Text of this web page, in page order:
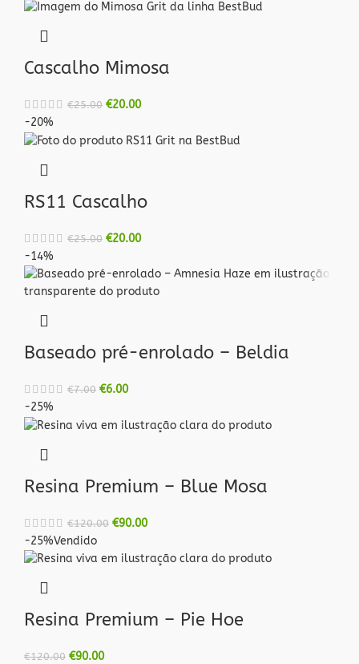
Cascalho Mimosa
€25.00 €20.00
-20%
RS11 Cascalho
€25.00 €20.00
-14%
Baseado pré-enrolado – Beldia
€7.00 €6.00
-25%
Resina Premium – Blue Mosa
€120.00 €90.00
-25%Vendido
Resina Premium – Pie Hoe
€120.00 €90.00